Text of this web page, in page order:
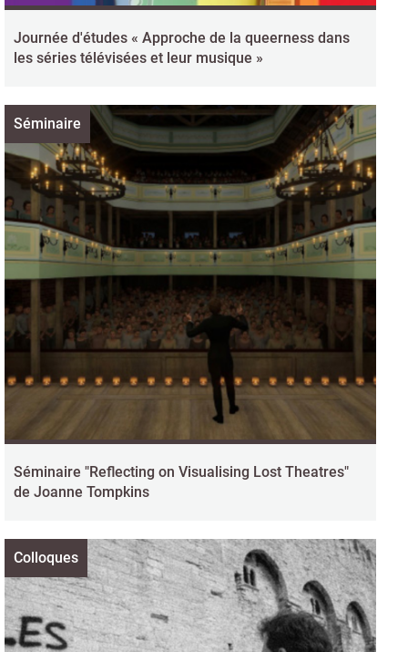
Journée d'études « Approche de la queerness dans
les séries télévisées et leur musique »
Séminaire
Séminaire "Reflecting on Visualising Lost Theatres"
de Joanne Tompkins
Colloques